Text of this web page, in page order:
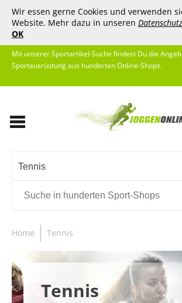
Wir essen gerne Cookies und verwenden
Website. Mehr dazu in unseren
OK
Mit unserer Sportartikel-Suche findest Du die
Sportausrüstung aus hunderten Online-Shops.
Tennis
Home Tennis
Tennis